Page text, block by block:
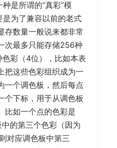
是所谓的“真彩”模
是为了兼容以前的老式
存数量一般说来都非常
次最多只能存储256种
色彩（4位），比如本表
把这些色彩组织成为一
一个调色板，然后每点
个下标，用于从调色板
比如一个点的色彩是
的第三个色彩（因为
对应调色板中第三